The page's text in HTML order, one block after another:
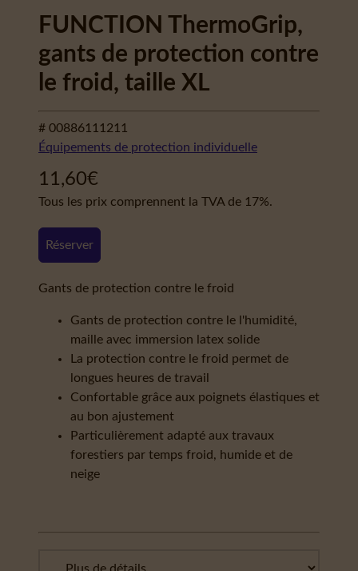
FUNCTION ThermoGrip,
gants de protection contre
le froid, taille XL
# 00886111211
Équipements de protection individuelle
11,60€
Tous les prix comprennent la TVA de 17%.
Réserver
Gants de protection contre le froid
Gants de protection contre le l'humidité,
maille avec immersion latex solide
La protection contre le froid permet de
longues heures de travail
Confortable grâce aux poignets élastiques et
au bon ajustement
Particulièrement adapté aux travaux
forestiers par temps froid, humide et de
neige